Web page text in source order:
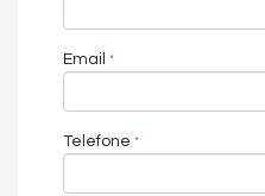
Moema, Praça Pereira
Agende uma visita e vivencie
Características do Imóvel
Ar Condicionado
Email
Telefone